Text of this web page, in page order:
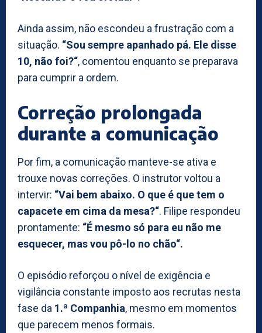
Ainda assim, não escondeu a frustração com a
situação. “Sou sempre apanhado pá. Ele disse
10, não foi?“, comentou enquanto se preparava
para cumprir a ordem.
Correção prolongada
durante a comunicação
Por fim, a comunicação manteve-se ativa e
trouxe novas correções. O instrutor voltou a
intervir: “Vai bem abaixo. O que é que tem o
capacete em cima da mesa?“. Filipe respondeu
prontamente: “É mesmo só para eu não me
esquecer, mas vou pô-lo no chão“.
O episódio reforçou o nível de exigência e
vigilância constante imposto aos recrutas nesta
fase da 1.ª Companhia, mesmo em momentos
que parecem menos formais.